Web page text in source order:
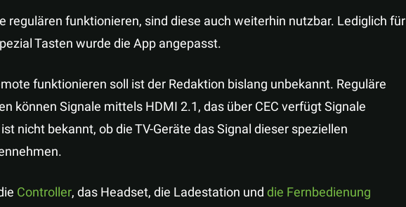
regulären funktionieren, sind diese auch weiterhin nutzbar. Lediglich für
Tasten wurde die App angepasst.
funktionieren soll ist der Redaktion bislang unbekannt. Reguläre
können Signale mittels HDMI 2.1, das über CEC verfügt Signale
nicht bekannt, ob die TV-Geräte das Signal dieser speziellen
Controller, das Headset, die Ladestation unddie Fernbedienung